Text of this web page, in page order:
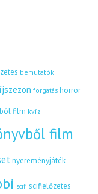
bemutatók
forgatás horror
film kvíz
film
nyereményjáték
scifi scifielőzetes